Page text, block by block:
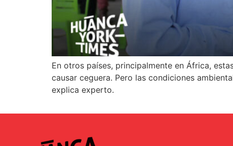
En otros países, principalmente en África,
causar ceguera. Pero las condiciones
explica experto.